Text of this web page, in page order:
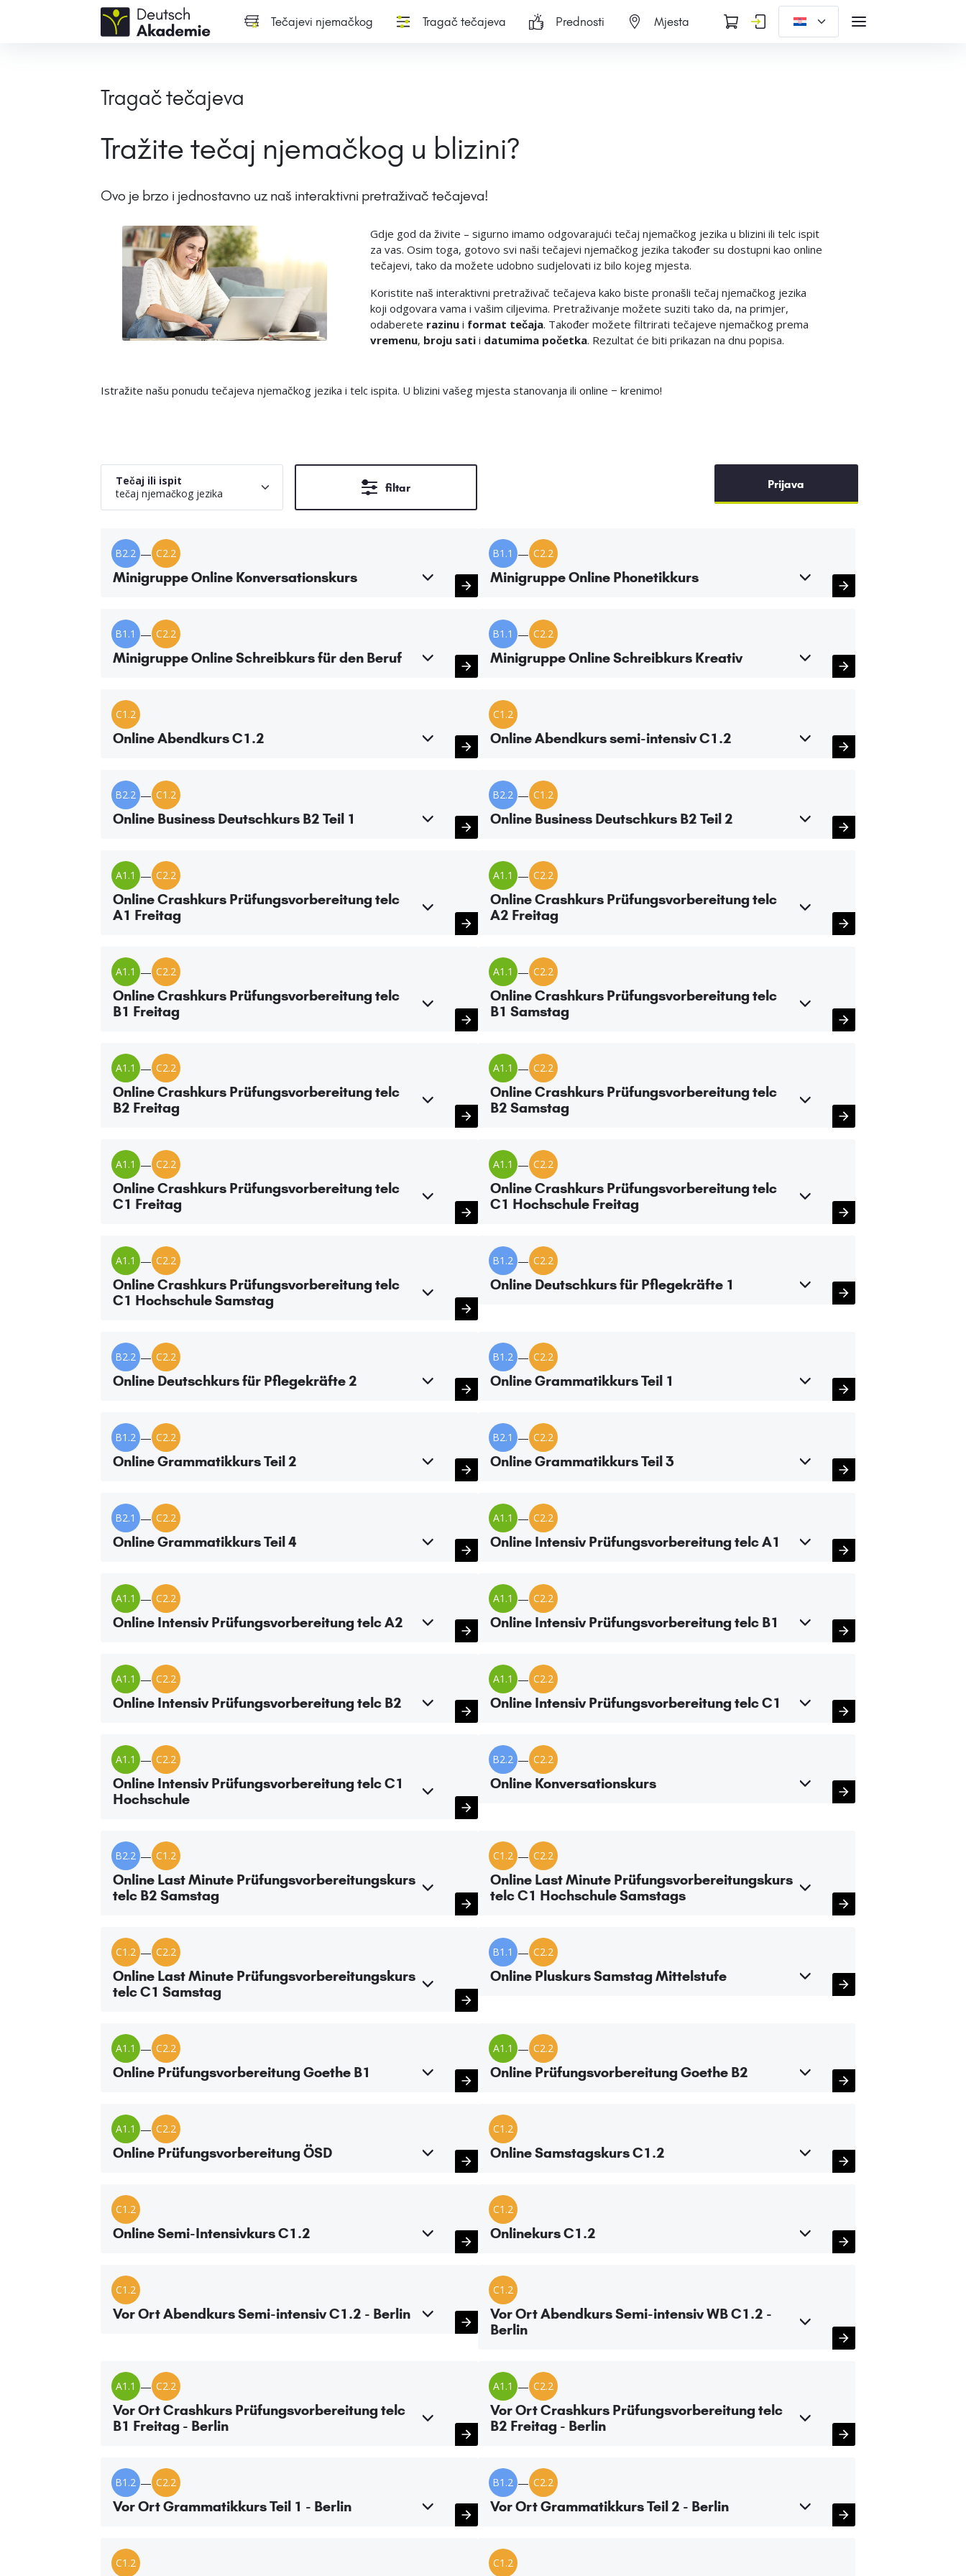
Tečajevi njemačkog Tragač tečajeva Prednosti Mjesta
Tragač tečajeva
Tražite tečaj njemačkog u blizini?
Ovo je brzo i jednostavno uz naš interaktivni pretraživač tečajeva!
Gdje god da živite – sigurno imamo odgovarajući tečaj njemačkog jezika u blizini ili telc ispit
za vas. Osim toga, gotovo svi naši tečajevi njemačkog jezika također su dostupni kao online
tečajevi, tako da možete udobno sudjelovati iz bilo kojeg mjesta.
Koristite naš interaktivni pretraživač tečajeva kako biste pronašli tečaj njemačkog jezika
koji odgovara vama i vašim ciljevima. Pretraživanje možete suziti tako da, na primjer,
odaberete razinui format tečaja. Također možete filtrirati tečajeve njemačkog prema
vremenu, broju satii datumima početka. Rezultat će biti prikazan na dnu popisa.
Istražite našu ponudu tečajeva njemačkog jezika i telc ispita. U blizini vašeg mjesta stanovanja ili online − krenimo!
Tečaj ili ispit
tečaj njemačkog jezika
filtar Prijava
B2.2 — C2.2
Minigruppe Online Konversationskurs
B1.1 — C2.2
Minigruppe Online Phonetikkurs
B1.1 — C2.2
Minigruppe Online Schreibkurs für den Beruf
B1.1 — C2.2
Minigruppe Online Schreibkurs Kreativ
C1.2
Online Abendkurs C1.2
C1.2
Online Abendkurs semi-intensiv C1.2
B2.2 — C1.2
Online Business Deutschkurs B2 Teil 1
B2.2 — C1.2
Online Business Deutschkurs B2 Teil 2
A1.1 — C2.2
Online Crashkurs Prüfungsvorbereitung telc
A1 Freitag
A1.1 — C2.2
Online Crashkurs Prüfungsvorbereitung telc
A2 Freitag
A1.1 — C2.2
Online Crashkurs Prüfungsvorbereitung telc
B1 Freitag
A1.1 — C2.2
Online Crashkurs Prüfungsvorbereitung telc
B1 Samstag
A1.1 — C2.2
Online Crashkurs Prüfungsvorbereitung telc
B2 Freitag
A1.1 — C2.2
Online Crashkurs Prüfungsvorbereitung telc
B2 Samstag
A1.1 — C2.2
Online Crashkurs Prüfungsvorbereitung telc
C1 Freitag
A1.1 — C2.2
Online Crashkurs Prüfungsvorbereitung telc
C1 Hochschule Freitag
A1.1 — C2.2
Online Crashkurs Prüfungsvorbereitung telc
C1 Hochschule Samstag
B1.2 — C2.2
Online Deutschkurs für Pflegekräfte 1
B2.2 — C2.2
Online Deutschkurs für Pflegekräfte 2
B1.2 — C2.2
Online Grammatikkurs Teil 1
B1.2 — C2.2
Online Grammatikkurs Teil 2
B2.1 — C2.2
Online Grammatikkurs Teil 3
B2.1 — C2.2
Online Grammatikkurs Teil 4
A1.1 — C2.2
Online Intensiv Prüfungsvorbereitung telc A1
A1.1 — C2.2
Online Intensiv Prüfungsvorbereitung telc A2
A1.1 — C2.2
Online Intensiv Prüfungsvorbereitung telc B1
A1.1 — C2.2
Online Intensiv Prüfungsvorbereitung telc B2
A1.1 — C2.2
Online Intensiv Prüfungsvorbereitung telc C1
A1.1 — C2.2
Online Intensiv Prüfungsvorbereitung telc C1
Hochschule
B2.2 — C2.2
Online Konversationskurs
B2.2 — C1.2
Online Last Minute Prüfungsvorbereitungskurs
telc B2 Samstag
C1.2 — C2.2
Online Last Minute Prüfungsvorbereitungskurs
telc C1 Hochschule Samstags
C1.2 — C2.2
Online Last Minute Prüfungsvorbereitungskurs
telc C1 Samstag
B1.1 — C2.2
Online Pluskurs Samstag Mittelstufe
A1.1 — C2.2
Online Prüfungsvorbereitung Goethe B1
A1.1 — C2.2
Online Prüfungsvorbereitung Goethe B2
A1.1 — C2.2
Online Prüfungsvorbereitung ÖSD
C1.2
Online Samstagskurs C1.2
C1.2
Online Semi-Intensivkurs C1.2
C1.2
Onlinekurs C1.2
C1.2
Vor Ort Abendkurs Semi-intensiv C1.2 - Berlin
C1.2
Vor Ort Abendkurs Semi-intensiv WB C1.2 -
Berlin
A1.1 — C2.2
Vor Ort Crashkurs Prüfungsvorbereitung telc
B1 Freitag - Berlin
A1.1 — C2.2
Vor Ort Crashkurs Prüfungsvorbereitung telc
B2 Freitag - Berlin
B1.2 — C2.2
Vor Ort Grammatikkurs Teil 1 - Berlin
B1.2 — C2.2
Vor Ort Grammatikkurs Teil 2 - Berlin
C1.2 C1.2